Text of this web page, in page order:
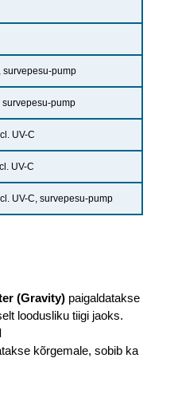
survepesu-pump
survepesu-pump
UV-C
UV-C
UV-C, survepesu-pump
(Gravity)paigaldatakse
loodusliku tiigi jaoks.
kõrgemale, sobib ka